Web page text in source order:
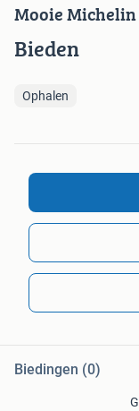
Mooie Michelin
Bieden
Ophalen
Biedingen (0)